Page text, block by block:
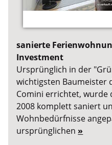
sanierte
Investment
Ursprünglich in der
wichtigsten Baumeister
Comini errichtet, wurde
2008 komplett saniert
Wohnbedürfnisse
ursprünglichen »